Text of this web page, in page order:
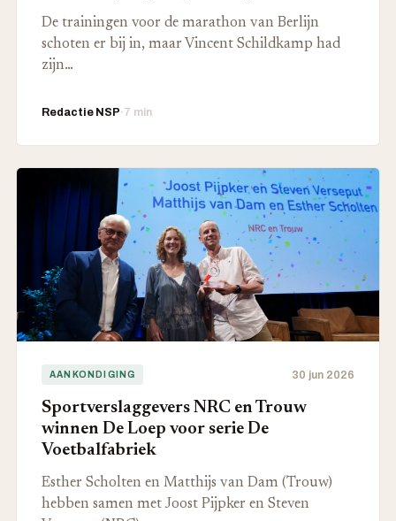
De trainingen voor de marathon van Berlijn
schoten er bij in, maar Vincent Schildkamp had
zijn…
Redactie NSP·7 min
AANKONDIGING 30 jun 2026
Sportverslaggevers NRC en Trouw
winnen De Loep voor serie De
Voetbalfabriek
Esther Scholten en Matthijs van Dam (Trouw)
hebben samen met Joost Pijpker en Steven